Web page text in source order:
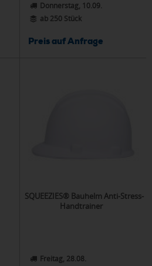
Donnerstag, 10.09.
ab 250 Stück
Preis auf Anfrage
SQUEEZIES® Bauhelm Anti-Stress-
Handtrainer
Freitag, 28.08.